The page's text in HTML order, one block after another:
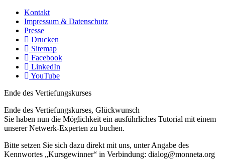
Kontakt
Impressum & Datenschutz
Presse
Drucken
Sitemap
Facebook
LinkedIn
YouTube
Ende des Vertiefungskurses
Ende des Vertiefungskurses, Glückwunsch
Sie haben nun die Möglichkeit ein ausführliches Tutorial mit einem
unserer Netwerk-Experten zu buchen.
Bitte setzen Sie sich dazu direkt mit uns, unter Angabe des
Kennwortes „Kursgewinner“ in Verbindung: dialog@monneta.org